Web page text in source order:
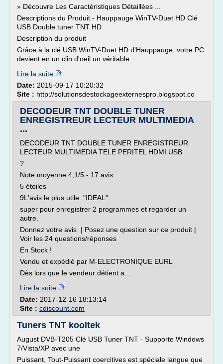
» Découvre Les Caractéristiques Détaillées ...
Descriptions du Produit - Hauppauge WinTV-Duet HD Clé
USB Double tuner TNT HD
Description du produit
Grâce à la clé USB WinTV-Duet HD d'Hauppauge, votre PC
devient en un clin d'oeil un véritable...
Lire la suite
Date: 2015-09-17 10:20:32
Site : http://solutionsdestockageexternespro.blogspot.co
DECODEUR TNT DOUBLE TUNER
ENREGISTREUR LECTEUR MULTIMEDIA
...
DECODEUR TNT DOUBLE TUNER ENREGISTREUR
LECTEUR MULTIMEDIA TELE PERITEL HDMI USB
?
Note moyenne 4,1/5 - 17 avis
5 étoiles
9L'avis le plus utile: "IDEAL"
super pour enregistrer 2 programmes et regarder un
autre.
Donnez votre avis | Posez une question sur ce produit |
Voir les 24 questions/réponses
En Stock !
Vendu et expédié par M-ELECTRONIQUE EURL
Dès lors que le vendeur détient a...
Lire la suite
Date: 2017-12-16 18:13:14
Site : cdiscount.com
Tuners TNT kooltek
August DVB-T205 Clé USB Tuner TNT - Supporte Windows
7/Vista/XP avec une
Puissant, Tout-Puissant coercitives est spéciale langue que